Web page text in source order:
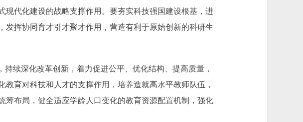
代化建设的战略支撑作用。要夯实科技强国建设根基，进
挥协同育才引才聚才作用，营造有利于原始创新的科研生
续深化改革创新，着力促进公平、优化结构、提高质量，
育对科技和人才的支撑作用，培养造就高水平教师队伍，
布局，健全适应学龄人口变化的教育资源配置机制，强化